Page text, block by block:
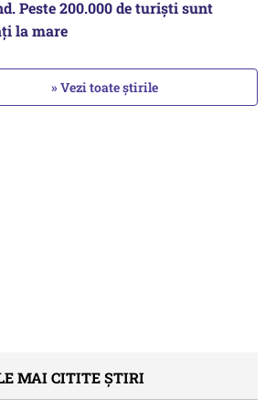
Peste 200.000 de turiști sunt
la mare
» Vezi toate știrile
MAI CITITE ȘTIRI